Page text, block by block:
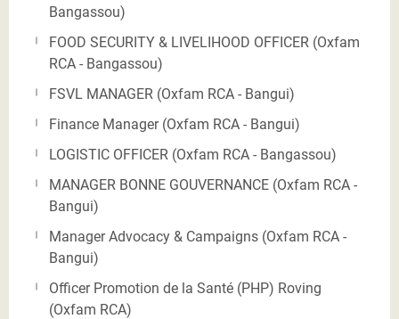
Bangassou)
FOOD SECURITY & LIVELIHOOD OFFICER (Oxfam
RCA - Bangassou)
FSVL MANAGER (Oxfam RCA - Bangui)
Finance Manager (Oxfam RCA - Bangui)
LOGISTIC OFFICER (Oxfam RCA - Bangassou)
MANAGER BONNE GOUVERNANCE (Oxfam RCA -
Bangui)
Manager Advocacy & Campaigns (Oxfam RCA -
Bangui)
Officer Promotion de la Santé (PHP) Roving
(Oxfam RCA)